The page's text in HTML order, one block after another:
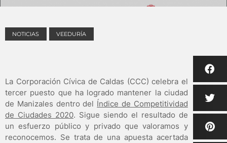
La Corporación Cívica de Caldas (CCC) celebra el
tercer puesto que ha logrado mantener la ciudad
de Manizales dentro del Índice de Competitividad
de Ciudades 2020. Sigue siendo el resultado de
un esfuerzo público y privado que valoramos y
reconocemos. Se trata de una apuesta acertada
NOTICIAS VEEDURÍA